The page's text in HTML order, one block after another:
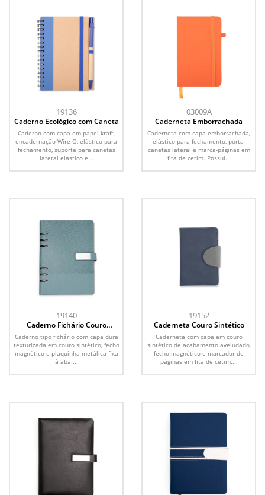
19136
Caderno Ecológico com Caneta
Caderno com capa em papel kraft,
encadernação Wire-O, elástico para
fechamento, suporte para canetas
lateral elástico e...
03009A
Caderneta Emborrachada
Caderneta com capa emborrachada,
elástico para fechamento, porta-
canetas lateral e marca-páginas em
fita de cetim. Possui...
19140
Caderno Fichário Couro
Sintético
Caderno tipo fichário com capa dura
texturizada em couro sintético, fecho
magnético e plaquinha metálica fixa
à aba....
19152
Caderneta Couro Sintético
Caderneta com capa em couro
sintético de acabamento aveludado,
fecho magnético e marcador de
páginas em fita de cetim....